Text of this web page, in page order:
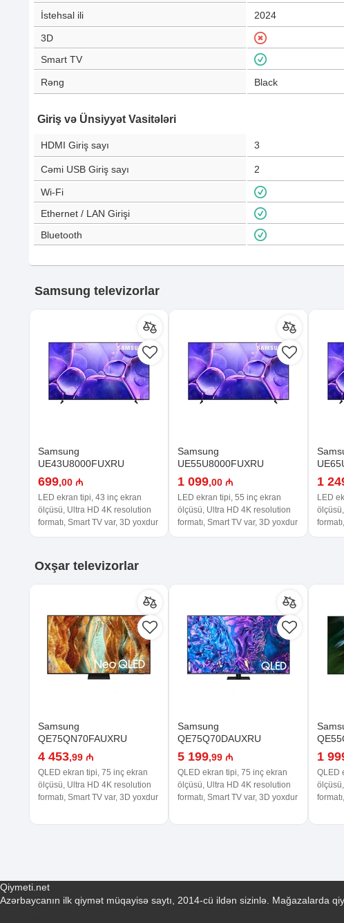
İstehsal ili 2024
3D
Smart TV
Rəng Black
Giriş və Ünsiyyət Vasitələri
HDMI Giriş sayı 3
Cəmi USB Giriş sayı 2
Wi-Fi
Ethernet / LAN Girişi
Bluetooth
Samsung televizorlar
Samsung
UE43U8000FUXRU
699,00 ₼
LED ekran tipi, 43 inç ekran
ölçüsü, Ultra HD 4K resolution
formatı, Smart TV var, 3D yoxdur
Samsung
UE55U8000FUXRU
1 099,00 ₼
LED ekran tipi, 55 inç ekran
ölçüsü, Ultra HD 4K resolution
formatı, Smart TV var, 3D yoxdur
1
LED
Oxşar televizorlar
Samsung
QE75QN70FAUXRU
4 453,99 ₼
QLED ekran tipi, 75 inç ekran
ölçüsü, Ultra HD 4K resolution
formatı, Smart TV var, 3D yoxdur
Samsung
QE75Q70DAUXRU
5 199,99 ₼
QLED ekran tipi, 75 inç ekran
ölçüsü, Ultra HD 4K resolution
formatı, Smart TV var, 3D yoxdur
1
QLED
Qiymeti.net
Azərbaycanın ilk qiymət müqayisə saytı, 2014-cü ildən sizinlə. Mağazalarda